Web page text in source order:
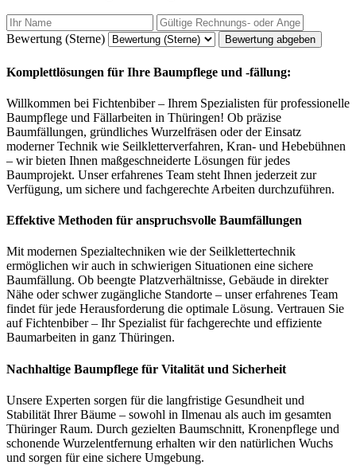
Bewertung (Sterne) Bewertung abgeben
Komplettlösungen für Ihre Baumpflege und -fällung:
Willkommen bei Fichtenbiber – Ihrem Spezialisten für professionelle
Baumpflege und Fällarbeiten in Thüringen! Ob präzise
Baumfällungen, gründliches Wurzelfräsen oder der Einsatz
moderner Technik wie Seilkletterverfahren, Kran- und Hebebühnen
– wir bieten Ihnen maßgeschneiderte Lösungen für jedes
Baumprojekt. Unser erfahrenes Team steht Ihnen jederzeit zur
Verfügung, um sichere und fachgerechte Arbeiten durchzuführen.
Effektive Methoden für anspruchsvolle Baumfällungen
Mit modernen Spezialtechniken wie der Seilklettertechnik
ermöglichen wir auch in schwierigen Situationen eine sichere
Baumfällung. Ob beengte Platzverhältnisse, Gebäude in direkter
Nähe oder schwer zugängliche Standorte – unser erfahrenes Team
findet für jede Herausforderung die optimale Lösung. Vertrauen Sie
auf Fichtenbiber – Ihr Spezialist für fachgerechte und effiziente
Baumarbeiten in ganz Thüringen.
Nachhaltige Baumpflege für Vitalität und Sicherheit
Unsere Experten sorgen für die langfristige Gesundheit und
Stabilität Ihrer Bäume – sowohl in Ilmenau als auch im gesamten
Thüringer Raum. Durch gezielten Baumschnitt, Kronenpflege und
schonende Wurzelentfernung erhalten wir den natürlichen Wuchs
und sorgen für eine sichere Umgebung.